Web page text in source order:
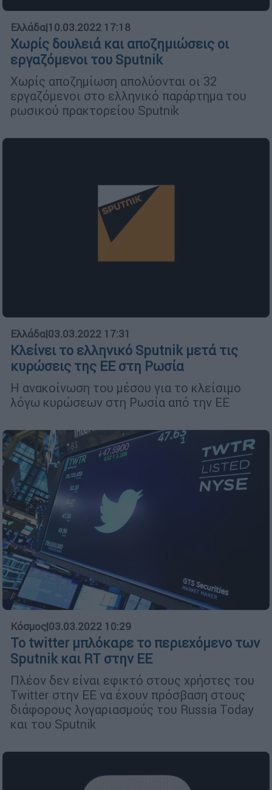
Ελλάδα|10.03.2022 17:18
Χωρίς δουλειά και αποζημιώσεις οι
εργαζόμενοι του Sputnik
Χωρίς αποζημίωση απολύονται οι 32
εργαζόμενοι στο ελληνικό παράρτημα του
ρωσικού πρακτορείου Sputnik
Ελλάδα|03.03.2022 17:31
Κλείνει το ελληνικό Sputnik μετά τις
κυρώσεις της ΕΕ στη Ρωσία
Η ανακοίνωση του μέσου για το κλείσιμο
λόγω κυρώσεων στη Ρωσία από την ΕΕ
Κόσμος|03.03.2022 10:29
Το twitter μπλόκαρε το περιεχόμενο των
Sputnik και RT στην ΕΕ
Πλέον δεν είναι εφικτό στους χρήστες του
Twitter στην ΕΕ να έχουν πρόσβαση στους
διάφορους λογαριασμούς του Russia Today
και του Sputnik